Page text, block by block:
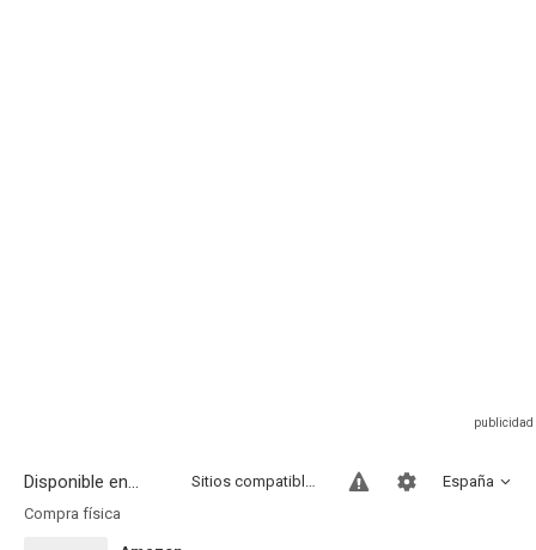
Disponible en... España
Sitios compatibles
Compra física